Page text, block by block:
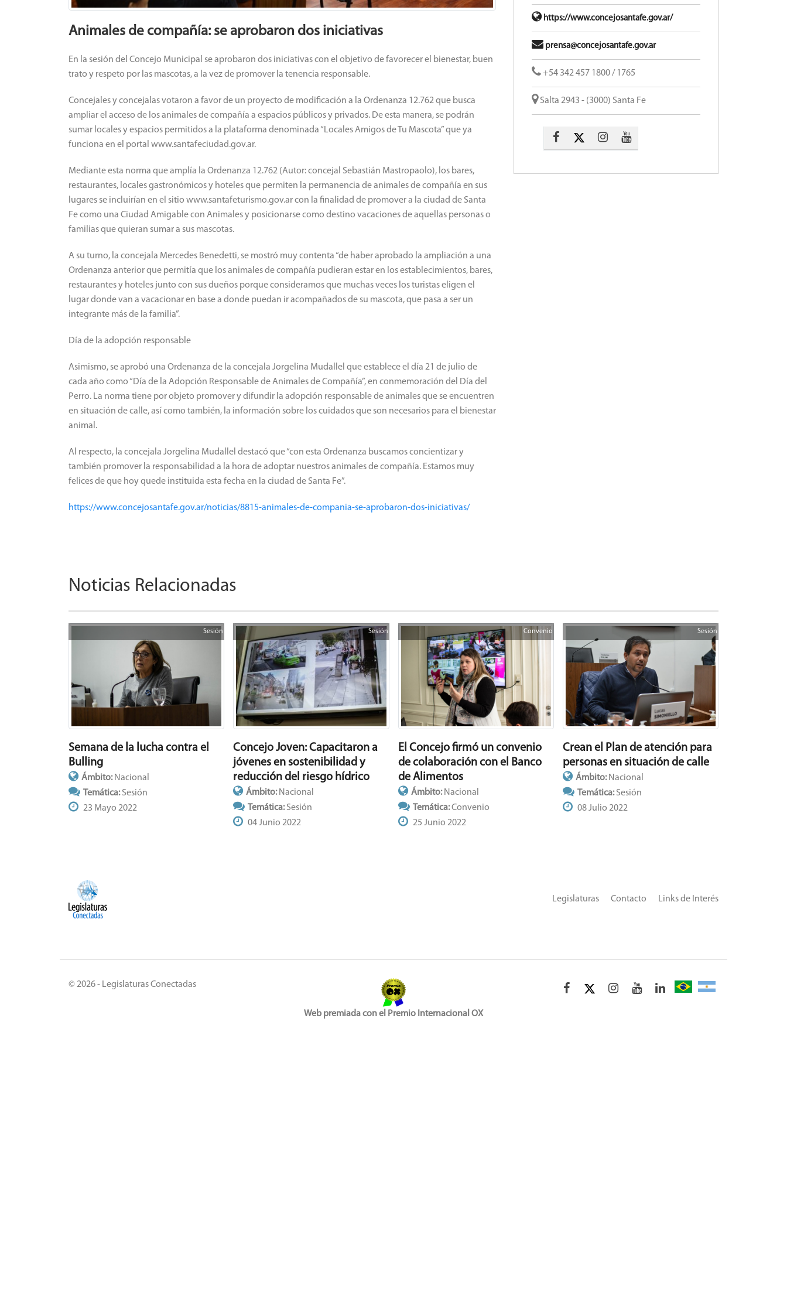
Animales de compañía: se aprobaron dos iniciativas
En la sesión del Concejo Municipal se aprobaron dos iniciativas con el objetivo de favorecer el bienestar, buen
trato y respeto por las mascotas, a la vez de promover la tenencia responsable.
Concejales y concejalas votaron a favor de un proyecto de modificación a la Ordenanza 12.762 que busca
ampliar el acceso de los animales de compañía a espacios públicos y privados. De esta manera, se podrán
sumar locales y espacios permitidos a la plataforma denominada “Locales Amigos de Tu Mascota” que ya
funciona en el portal www.santafeciudad.gov.ar.
Mediante esta norma que amplía la Ordenanza 12.762 (Autor: concejal Sebastián Mastropaolo), los bares,
restaurantes, locales gastronómicos y hoteles que permiten la permanencia de animales de compañía en sus
lugares se incluirían en el sitio www.santafeturismo.gov.ar con la finalidad de promover a la ciudad de Santa
Fe como una Ciudad Amigable con Animales y posicionarse como destino vacaciones de aquellas personas o
familias que quieran sumar a sus mascotas.
A su turno, la concejala Mercedes Benedetti, se mostró muy contenta “de haber aprobado la ampliación a una
Ordenanza anterior que permitía que los animales de compañía pudieran estar en los establecimientos, bares,
restaurantes y hoteles junto con sus dueños porque consideramos que muchas veces los turistas eligen el
lugar donde van a vacacionar en base a donde puedan ir acompañados de su mascota, que pasa a ser un
integrante más de la familia”.
Día de la adopción responsable
Asimismo, se aprobó una Ordenanza de la concejala Jorgelina Mudallel que establece el día 21 de julio de
cada año como “Día de la Adopción Responsable de Animales de Compañía”, en conmemoración del Día del
Perro. La norma tiene por objeto promover y difundir la adopción responsable de animales que se encuentren
en situación de calle, así como también, la información sobre los cuidados que son necesarios para el bienestar
animal.
Al respecto, la concejala Jorgelina Mudallel destacó que “con esta Ordenanza buscamos concientizar y
también promover la responsabilidad a la hora de adoptar nuestros animales de compañía. Estamos muy
felices de que hoy quede instituida esta fecha en la ciudad de Santa Fe”.
https://www.concejosantafe.gov.ar/noticias/8815-animales-de-compania-se-aprobaron-dos-iniciativas/
https://www.concejosantafe.gov.ar/
prensa@concejosantafe.gov.ar
+54 342 457 1800 / 1765
Salta 2943 - (3000) Santa Fe
Noticias Relacionadas
Sesión
Semana de la lucha contra el
Bulling
Ámbito: Nacional
Temática:Sesión
23 Mayo 2022
Sesión
Concejo Joven: Capacitaron a
jóvenes en sostenibilidad y
reducción del riesgo hídrico
Ámbito: Nacional
Temática:Sesión
04 Junio 2022
Convenio
El Concejo firmó un convenio
de colaboración con el Banco
de Alimentos
Ámbito: Nacional
Temática:Convenio
25 Junio 2022
Sesión
Crean el Plan de atención para
personas en situación de calle
Ámbito: Nacional
Temática:Sesión
08 Julio 2022
Links de Interés
Contacto
Legislaturas
© 2026 - Legislaturas Conectadas
Web premiada con el Premio Internacional OX